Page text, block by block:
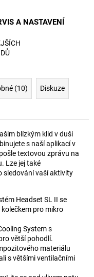
A NASTAVENÍ
(10) Diskuze
blízkým klid v duši
s naší aplikací v
textovou zprávu na
Lze jej také
sledování vaší aktivity
Headset SL II se
pro mikro
System s
větší pohodlí.
materiálu
s většími ventilačními